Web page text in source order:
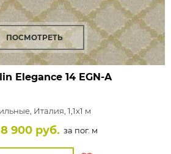
ПОСМОТРЕТЬ
Elegance14 EGN-A
Италия, 1,1x1 м
8 900 руб. за пог. м